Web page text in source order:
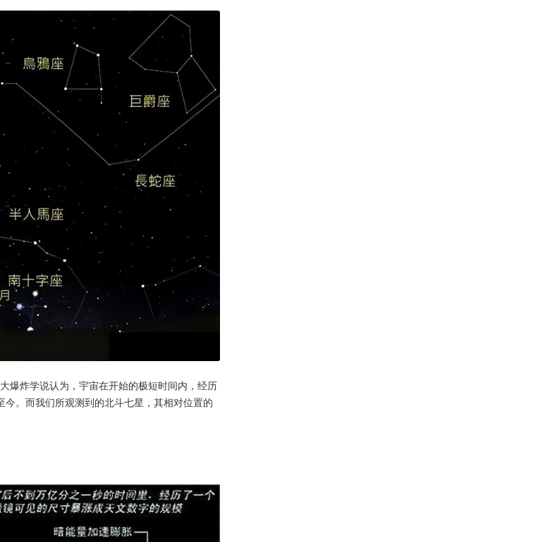
爆炸学说认为，宇宙在开始的极短时间内，经历
。而我们所观测到的北斗七星，其相对位置的